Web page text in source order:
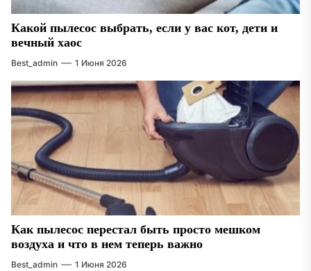
Какой пылесос выбрать, если у вас кот, дети и
вечный хаос
Best_admin 1 Июня 2026
Как пылесос перестал быть просто мешком
воздуха и что в нем теперь важно
Best_admin 1 Июня 2026